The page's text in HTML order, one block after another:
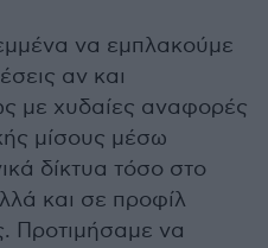
να εμπλακούμε
αν και
με χυδαίες αναφορές
μίσους μέσω
δίκτυα τόσο στο
και σε προφίλ
Προτιμήσαμε να